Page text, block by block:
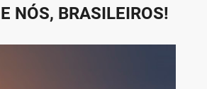
NÓS, BRASILEIROS!